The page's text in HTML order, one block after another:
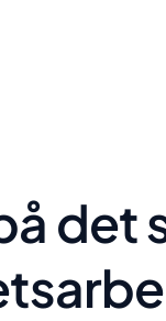
det